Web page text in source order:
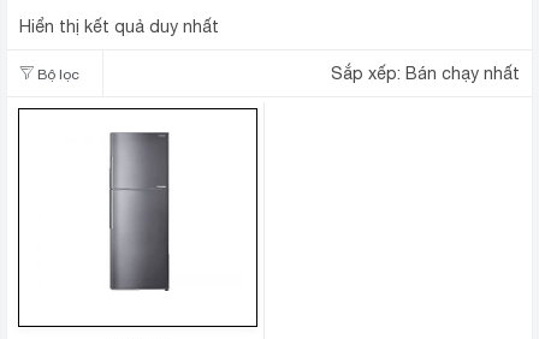
Hiển thị kết quả duy nhất
Bộ lọc Sắp xếp: Bán chạy nhất